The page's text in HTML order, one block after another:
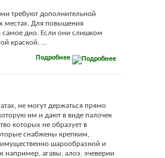
требуют дополнительной
местах. Для повышения
самое дно. Если они слишком
краской. ...
Подробнее
не могут держаться прямо
им и дают в виде палочек
которых не образует в
снабжены крепким,
шарообразной и
например, агавы, алоэ, эчеверии